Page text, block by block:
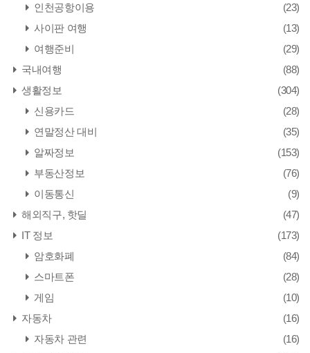
인천공항이용
(23)
사이판 여행
(13)
여행준비
(29)
국내여행
(88)
생활정보
(304)
신용카드
(28)
연말정산 대비
(35)
알짜정보
(153)
부동산정보
(76)
이동통신
(9)
해외직구, 핫딜
(47)
IT 정보
(173)
암호화폐
(84)
스마트폰
(28)
게임
(10)
자동차
(16)
자동차 관련
(16)